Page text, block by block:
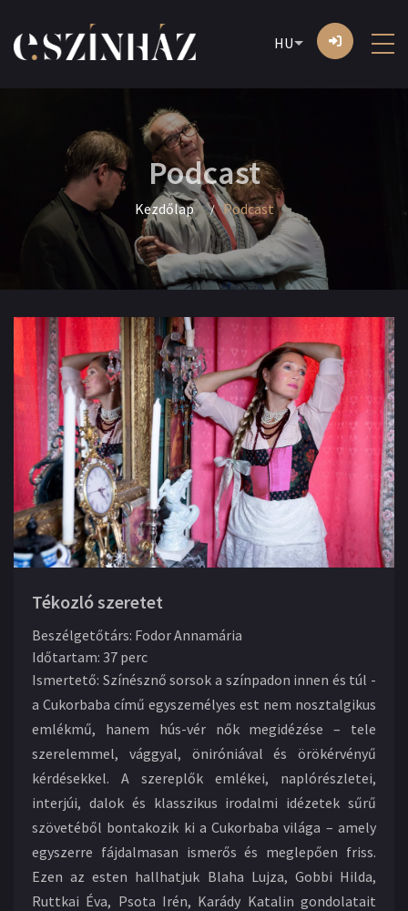
HU
Podcast
Kezdőlap Podcast
Tékozló szeretet
Beszélgetőtárs: Fodor Annamária
Időtartam: 37 perc
Ismertető: Színésznő sorsok a színpadon innen és túl -
a Cukorbaba című egyszemélyes est nem nosztalgikus
emlékmű, hanem hús-vér nők megidézése – tele
szerelemmel, vággyal, öniróniával és örökérvényű
kérdésekkel. A szereplők emlékei, naplórészletei,
interjúi, dalok és klasszikus irodalmi idézetek sűrű
szövetéből bontakozik ki a Cukorbaba világa – amely
egyszerre fájdalmasan ismerős és meglepően friss.
Ezen az esten hallhatjuk Blaha Lujza, Gobbi Hilda,
Ruttkai Éva, Psota Irén, Karády Katalin gondolatait